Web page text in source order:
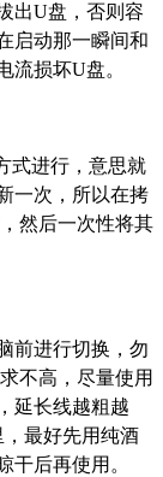
出U盘，否则容
启动那一瞬间和
流损坏U盘。
式进行，意思就
一次，所以在拷
然后一次性将其
前进行切换，勿
不高，尽量使用
延长线越粗越
最好先用纯酒
干后再使用。